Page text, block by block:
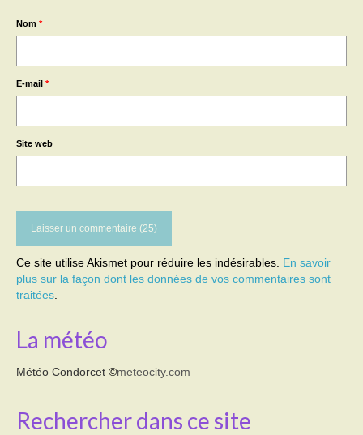
Nom *
E-mail *
Site web
Ce site utilise Akismet pour réduire les indésirables. En savoir
plus sur la façon dont les données de vos commentaires sont
traitées
La météo
Météo Condorcet ©meteocity.com
Rechercher dans ce site